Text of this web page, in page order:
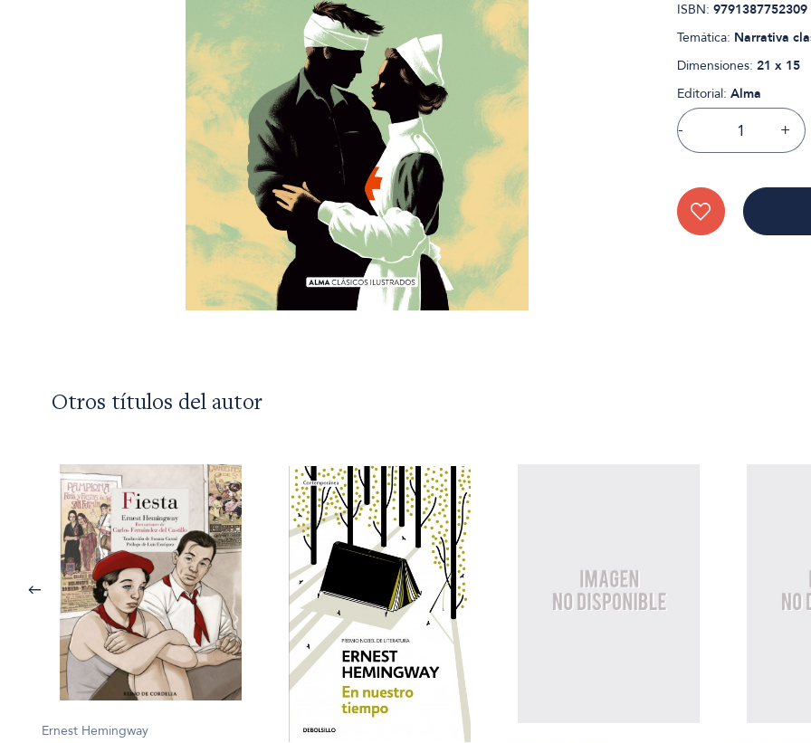
ISBN: 9791387752309
Temática: Narrativa
Dimensiones: 21 x 15
Editorial: Alma
- +
Otros títulos del autor
Ernest Hemingway